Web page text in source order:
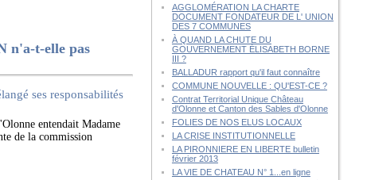
n'a-t-elle pas
entendait Madame
de la commission
AGGLOMÉRATION LA CHARTE
DOCUMENT FONDATEUR DE L' UNION
DES 7 COMMUNES
À QUAND LA CHUTE DU
GOUVERNEMENT ÉLISABETH BORNE
III ?
BALLADUR rapport qu'il faut connaître
COMMUNE NOUVELLE : QU'EST-CE ?
Contrat Territorial Unique Château
d'Olonne et Canton des Sables d'Olonne
FOLIES DE NOS ELUS LOCAUX
LA CRISE INSTITUTIONNELLE
LA PIRONNIERE EN LIBERTE bulletin
février 2013
LA VIE DE CHATEAU N° 1...en ligne